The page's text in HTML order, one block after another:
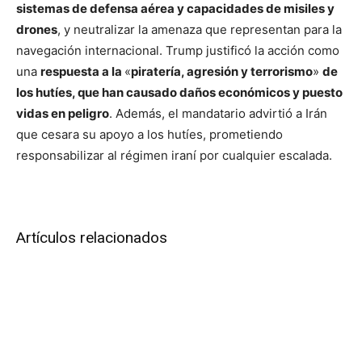
sistemas de defensa aérea y capacidades de misiles y
drones, y neutralizar la amenaza que representan para la
navegación internacional. Trump justificó la acción como
una respuesta a la «piratería, agresión y terrorismo» de
los hutíes, que han causado daños económicos y puesto
vidas en peligro. Además, el mandatario advirtió a Irán
que cesara su apoyo a los hutíes, prometiendo
responsabilizar al régimen iraní por cualquier escalada.
Artículos relacionados